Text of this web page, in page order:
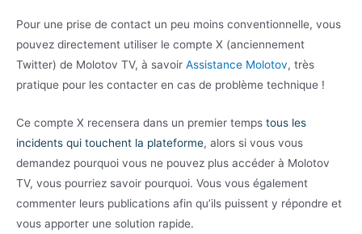
Pour une prise de contact un peu moins conventionnelle, vous
pouvez directement utiliser le compte X (anciennement
Twitter) de Molotov TV, à savoir Assistance Molotov, très
pratique pour les contacter en cas de problème technique !
Ce compte X recensera dans un premier temps tous les
incidents qui touchent la plateforme, alors si vous vous
demandez pourquoi vous ne pouvez plus accéder à Molotov
TV, vous pourriez savoir pourquoi. Vous vous également
commenter leurs publications afin qu’ils puissent y répondre et
vous apporter une solution rapide.